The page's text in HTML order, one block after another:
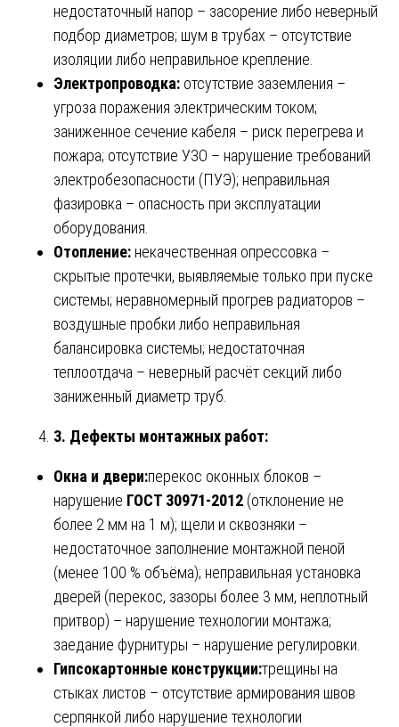
недостаточный напор – засорение либо неверный
подбор диаметров; шум в трубах – отсутствие
изоляции либо неправильное крепление.
Электропроводка: отсутствие заземления –
угроза поражения электрическим током;
заниженное сечение кабеля – риск перегрева и
пожара; отсутствие УЗО – нарушение требований
электробезопасности (ПУЭ); неправильная
фазировка – опасность при эксплуатации
оборудования.
Отопление: некачественная опрессовка –
скрытые протечки, выявляемые только при пуске
системы; неравномерный прогрев радиаторов –
воздушные пробки либо неправильная
балансировка системы; недостаточная
теплоотдача – неверный расчёт секций либо
заниженный диаметр труб.
3. Дефекты монтажных работ:
Окна и двери:перекос оконных блоков –
нарушение ГОСТ 30971-2012 (отклонение не
более 2 мм на 1 м); щели и сквозняки –
недостаточное заполнение монтажной пеной
(менее 100 % объёма); неправильная установка
дверей (перекос, зазоры более 3 мм, неплотный
притвор) – нарушение технологии монтажа;
заедание фурнитуры – нарушение регулировки.
Гипсокартонные конструкции:трещины на
стыках листов – отсутствие армирования швов
серпянкой либо нарушение технологии